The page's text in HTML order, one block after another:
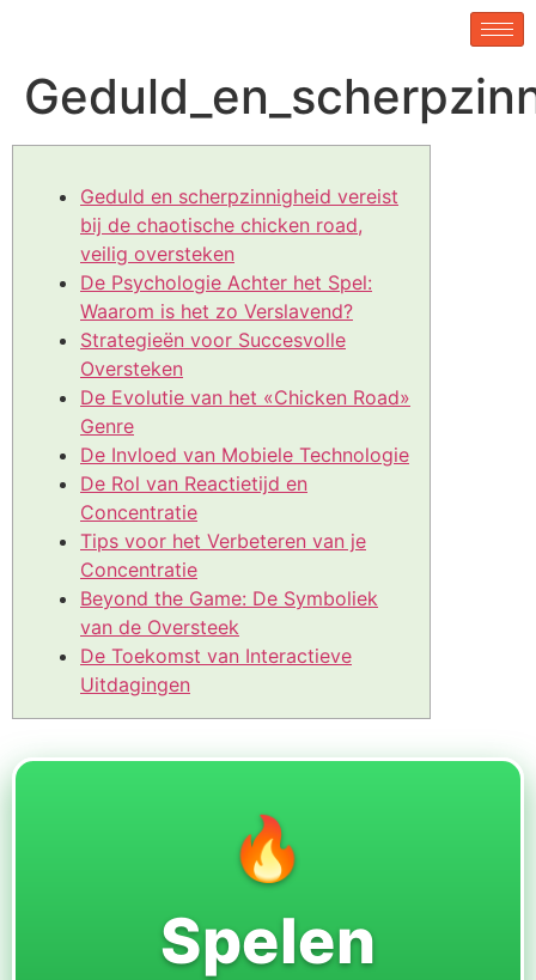
Geduld en scherpzinnigheid vereist
bij de chaotische chicken road,
veilig oversteken
De Psychologie Achter het Spel:
Waarom is het zo Verslavend?
Strategieën voor Succesvolle
Oversteken
De Evolutie van het «Chicken Road»
Genre
De Invloed van Mobiele Technologie
De Rol van Reactietijd en
Concentratie
Tips voor het Verbeteren van je
Concentratie
Beyond the Game: De Symboliek
van de Oversteek
De Toekomst van Interactieve
Uitdagingen
🔥
Spelen